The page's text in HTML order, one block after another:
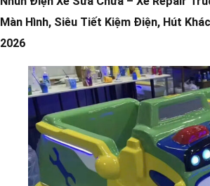
Màn Hình, Siêu Tiết Kiệm Điện, Hút
2026